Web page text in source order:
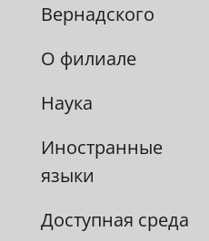
Вернадского
О филиале
Наука
Иностранные
языки
Доступная среда